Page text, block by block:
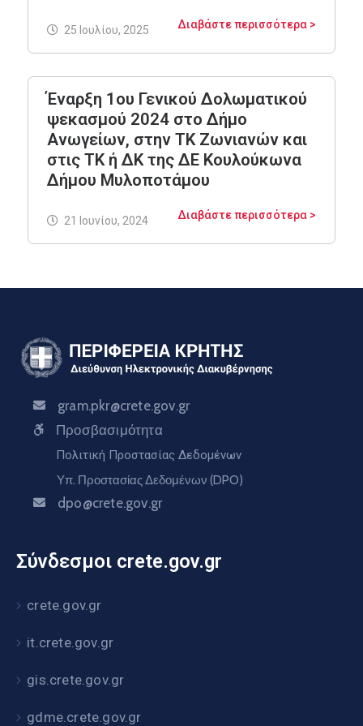
Διαβάστε περισσότερα >
25 Ιουλίου, 2025
Έναρξη 1ου Γενικού Δολωματικού
ψεκασμού 2024 στο Δήμο
Ανωγείων, στην ΤΚ Ζωνιανών και
στις ΤΚ ή ΔΚ της ΔΕ Κουλούκωνα
Δήμου Μυλοποτάμου
Διαβάστε περισσότερα >
21 Ιουνίου, 2024
gram.pkr@crete.gov.gr
Προσβασιμότητα
Πολιτική Προστασίας Δεδομένων
Υπ. Προστασίας Δεδομένων (DPO)
dpo@crete.gov.gr
Σύνδεσμοι crete.gov.gr
crete.gov.gr
it.crete.gov.gr
gis.crete.gov.gr
gdme.crete.gov.gr